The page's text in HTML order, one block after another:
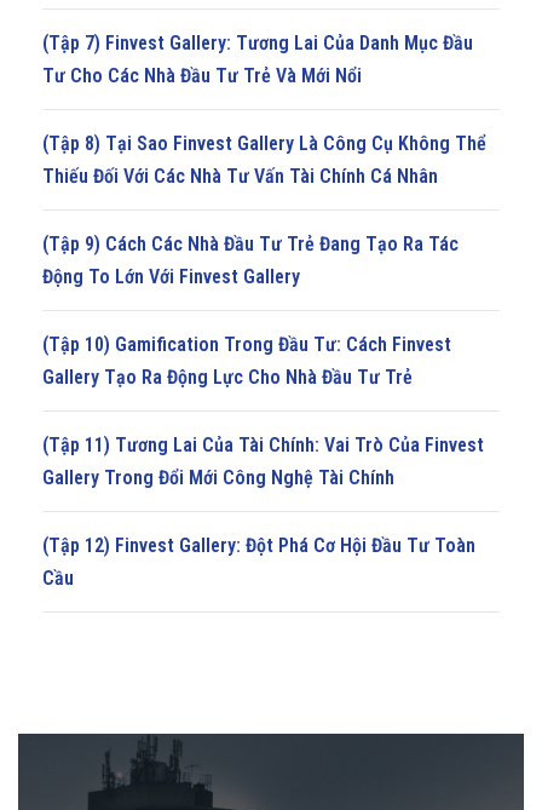
(Tập 7) Finvest Gallery: Tương Lai Của Danh Mục Đầu
Tư Cho Các Nhà Đầu Tư Trẻ Và Mới Nổi
(Tập 8) Tại Sao Finvest Gallery Là Công Cụ Không Thể
Thiếu Đối Với Các Nhà Tư Vấn Tài Chính Cá Nhân
(Tập 9) Cách Các Nhà Đầu Tư Trẻ Đang Tạo Ra Tác
Động To Lớn Với Finvest Gallery
(Tập 10) Gamification Trong Đầu Tư: Cách Finvest
Gallery Tạo Ra Động Lực Cho Nhà Đầu Tư Trẻ
(Tập 11) Tương Lai Của Tài Chính: Vai Trò Của Finvest
Gallery Trong Đổi Mới Công Nghệ Tài Chính
(Tập 12) Finvest Gallery: Đột Phá Cơ Hội Đầu Tư Toàn
Cầu